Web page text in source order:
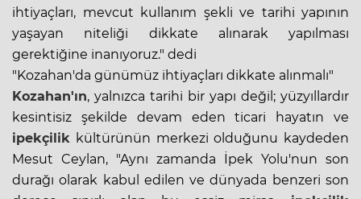
ihtiyaçları, mevcut kullanım şekli ve tarihi yapının
yaşayan niteliği dikkate alınarak yapılması
gerektiğine inanıyoruz." dedi
"Kozahan'da günümüz ihtiyaçları dikkate alınmalı"
Kozahan'ın, yalnızca tarihi bir yapı değil; yüzyıllardır
kesintisiz şekilde devam eden ticari hayatın ve
ipekçilik kültürünün merkezi olduğunu kaydeden
Mesut Ceylan, "Aynı zamanda İpek Yolu'nun son
durağı olarak kabul edilen ve dünyada benzeri son